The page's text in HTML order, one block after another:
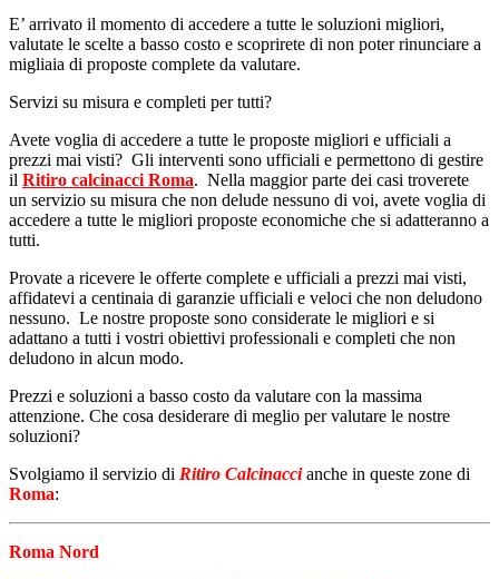
E’ arrivato il momento di accedere a tutte le soluzioni migliori,
valutate le scelte a basso costo e scoprirete di non poter rinunciare a
migliaia di proposte complete da valutare.
Servizi su misura e completi per tutti?
Avete voglia di accedere a tutte le proposte migliori e ufficiali a
prezzi mai visti? Gli interventi sono ufficiali e permettono di gestire
il Ritiro calcinacci Roma. Nella maggior parte dei casi troverete
un servizio su misura che non delude nessuno di voi, avete voglia di
accedere a tutte le migliori proposte economiche che si adatteranno a
tutti.
Provate a ricevere le offerte complete e ufficiali a prezzi mai visti,
affidatevi a centinaia di garanzie ufficiali e veloci che non deludono
nessuno. Le nostre proposte sono considerate le migliori e si
adattano a tutti i vostri obiettivi professionali e completi che non
deludono in alcun modo.
Prezzi e soluzioni a basso costo da valutare con la massima
attenzione. Che cosa desiderare di meglio per valutare le nostre
soluzioni?
Svolgiamo il servizio di Ritiro Calcinaccianche in queste zone di
Roma:
Roma Nord